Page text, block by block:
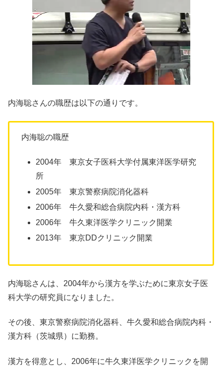
内海聡さんの職歴は以下の通りです。
内海聡の職歴
2004年 東京女子医科大学付属東洋医学研究
所
2005年 東京警察病院消化器科
2006年 牛久愛和総合病院内科・漢方科
2006年 牛久東洋医学クリニック開業
2013年 東京DDクリニック開業
内海聡さんは、2004年から漢方を学ぶために東京女子医
科大学の研究員になりました。
その後、東京警察病院消化器科、牛久愛和総合病院内科・
漢方科（茨城県）に勤務。
漢方を得意とし、2006年に牛久東洋医学クリニックを開